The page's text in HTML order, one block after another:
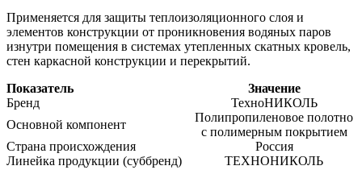
Применяется для защиты теплоизоляционного слоя и
элементов конструкции от проникновения водяных паров
изнутри помещения в системах утепленных скатных кровель,
стен каркасной конструкции и перекрытий.
Показатель
Значение
Бренд
ТехноНИКОЛЬ
Основной компонент
Полипропиленовое полотно
с полимерным покрытием
Страна происхождения
Россия
Линейка продукции (суббренд)
ТЕХНОНИКОЛЬ